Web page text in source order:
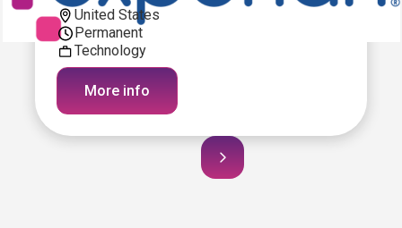
United States
Permanent
Technology
More info